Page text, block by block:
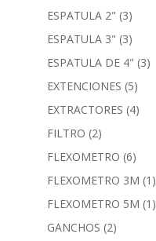
ESPATULA 2" (3)
ESPATULA 3" (3)
ESPATULA DE 4" (3)
EXTENCIONES (5)
EXTRACTORES (4)
FILTRO (2)
FLEXOMETRO (6)
FLEXOMETRO 3M (1)
FLEXOMETRO 5M (1)
GANCHOS (2)